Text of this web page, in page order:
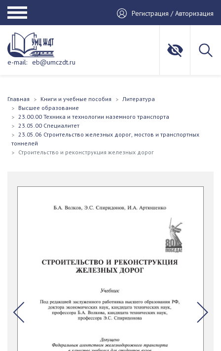
Регистрация / Авторизация
e-mail: eb@umczdt.ru
Главная Книги и учебные пособия
Литература
Высшее образование
23.00.00 Техника и технологии наземного транспорта
23.05.00 Специалитет
23.05.06 Строительство железных дорог, мостов и транспортных
тоннелей
Строительство и реконструкция железных дорог